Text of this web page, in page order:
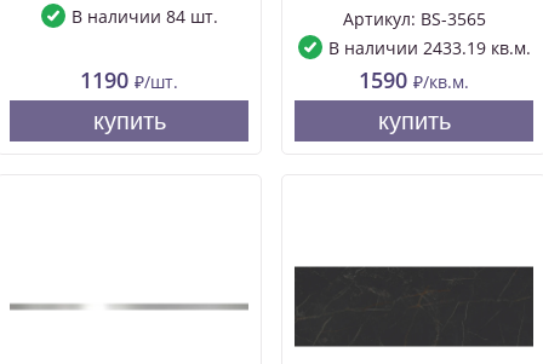
В наличии 84 шт.
1190 ₽/шт.
купить
Артикул: BS-3565
В наличии 2433.19 кв.м.
1590 ₽/кв.м.
купить